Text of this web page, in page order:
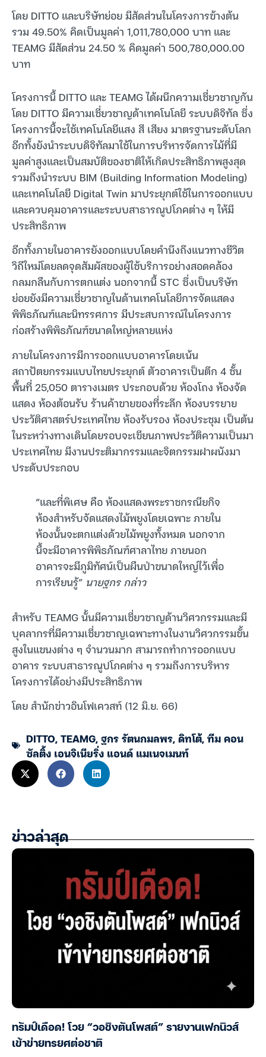
โดย DITTO และบริษัทย่อย มีสัดส่วนในโครงการข้างต้น
รวม 49.50% คิดเป็นมูลค่า 1,011,780,000 บาท และ
TEAMG มีสัดส่วน 24.50 % คิดมูลค่า 500,780,000.00
บาท
โครงการนี้ DITTO และ TEAMG ได้ผนึกความเชี่ยวชาญกัน
โดย DITTO มีความเชี่ยวชาญด้าเทคโนโลยี ระบบดิจิทัล ซึ่ง
โครงการนี้จะใช้เทคโนโลยีแสง สี เสียง มาตรฐานระดับโลก
อีกทั้งยังนำระบบดิจิทัลมาใช้ในการบริหารจัดการไม้ที่มี
มูลค่าสูงและเป็นสมบัติของชาติให้เกิดประสิทธิภาพสูงสุด
รวมถึงนำระบบ BIM (Building Information Modeling)
และเทคโนโลยี Digital Twin มาประยุกต์ใช้ในการออกแบบ
และควบคุมอาคารและระบบสาธารณูปโภคต่าง ๆ ให้มี
ประสิทธิภาพ
อีกทั้งภายในอาคารยังออกแบบโดยคำนึงถึงแนวทางชีวิต
วิถีใหม่โดยลดจุดสัมผัสของผู้ใช้บริการอย่างสอดคล้อง
กลมกลืนกับการตกแต่ง นอกจากนี้ STC ซึ่งเป็นบริษัท
ย่อยยังมีความเชี่ยวชาญในด้านเทคโนโลยีการจัดแสดง
พิพิธภัณฑ์และนิทรรศการ มีประสบการณ์ในโครงการ
ก่อสร้างพิพิธภัณฑ์ขนาดใหญ่หลายแห่ง
ภายในโครงการมีการออกแบบอาคารโดยเน้น
สถาปัตยกรรมแบบไทยประยุกต์ ตัวอาคารเป็นตึก 4 ชั้น
พื้นที่ 25,050 ตารางเมตร ประกอบด้วย ห้องโถง ห้องจัด
แสดง ห้องต้อนรับ ร้านค้าขายของที่ระลึก ห้องบรรยาย
ประวัติศาสตร์ประเทศไทย ห้องรับรอง ห้องประชุม เป็นต้น
ในระหว่างทางเดินโดยรอบจะเขียนภาพประวัติความเป็นมา
ประเทศไทย มีงานประติมากรรมและจิตกรรมฝาผนังมา
ประดับประกอบ
“และที่พิเศษ คือ ห้องแสดงพระราชกรณียกิจ
ห้องสำหรับจัดแสดงไม้พยูงโดยเฉพาะ ภายใน
ห้องนั้นจะตกแต่งด้วยไม้พยูงทั้งหมด นอกจาก
นี้จะมีอาคารพิพิธภัณฑ์ศาลาไทย ภายนอก
อาคารจะมีภูมิทัศน์เป็นผืนป่าขนาดใหญ่ไว้เพื่อ
การเรียนรู้” นายฐกร กล่าว
สำหรับ TEAMG นั้นมีความเชี่ยวชาญด้านวิศวกรรมและมี
บุคลากรที่มีความเชี่ยวชาญเฉพาะทางในงานวิศวกรรมขั้น
สูงในแขนงต่าง ๆ จำนวนมาก สามารถทำการออกแบบ
อาคาร ระบบสาธารณูปโภคต่าง ๆ รวมถึงการบริหาร
โครงการได้อย่างมีประสิทธิภาพ
โดย สำนักข่าวอินโฟเควสท์ (12 มิ.ย. 66)
DITTO,TEAMG,ฐกร รัตนกมลพร,ดิทโต้,ทีม คอน
ซัลติ้ง เอนจิเนียริ่ง แอนด์ แมเนจเมนท์
ข่าวล่าสุด
ทรัมป์เดือด! โวย “วอชิงตันโพสต์” รายงานเฟกนิวส์
เข้าข่ายทรยศต่อชาติ